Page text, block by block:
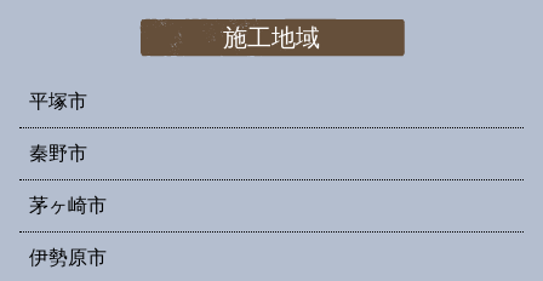
施工地域
平塚市
秦野市
茅ヶ崎市
伊勢原市